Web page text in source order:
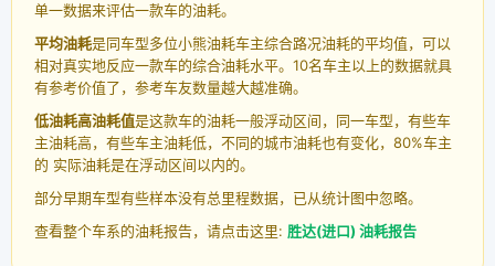
单一数据来评估一款车的油耗。
平均油耗是同车型多位小熊油耗车主综合路况油耗的平均值，可以
相对真实地反应一款车的综合油耗水平。10名车主以上的数据就具
有参考价值了，参考车友数量越大越准确。
低油耗高油耗值是这款车的油耗一般浮动区间，同一车型，有些车
主油耗高，有些车主油耗低，不同的城市油耗也有变化，80%车主
的 实际油耗是在浮动区间以内的。
部分早期车型有些样本没有总里程数据，已从统计图中忽略。
查看整个车系的油耗报告，请点击这里: 胜达(进口) 油耗报告